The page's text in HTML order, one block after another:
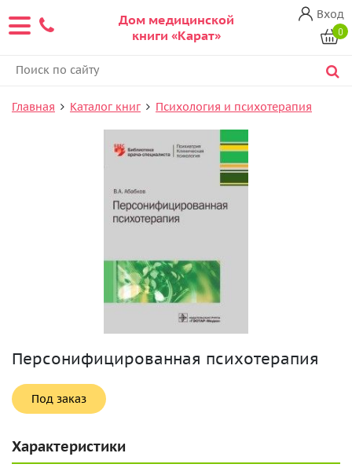
Дом медицинской
книги «Карат»
Вход
0
Главная Каталог книг Психология и психотерапия
Персонифицированная психотерапия
Под заказ
Характеристики